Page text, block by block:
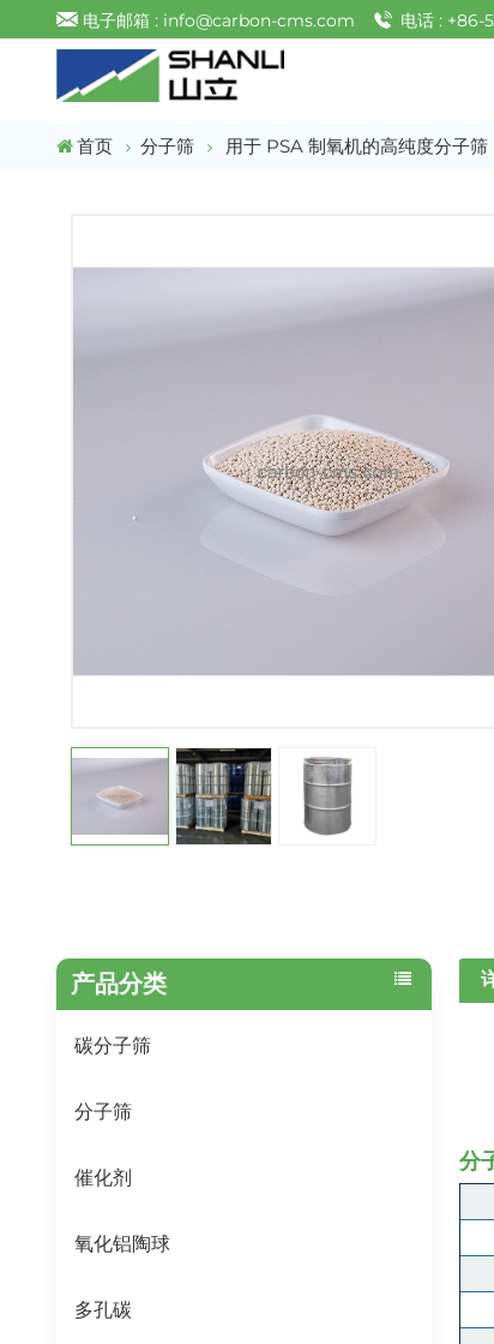
电子邮箱 : info@carbon-cms.com 电话 : +86-
首页 分子筛 用于 PSA 制氧机的高纯度分子筛
产品分类
碳分子筛
分子筛
催化剂
氧化铝陶球
多孔碳
分